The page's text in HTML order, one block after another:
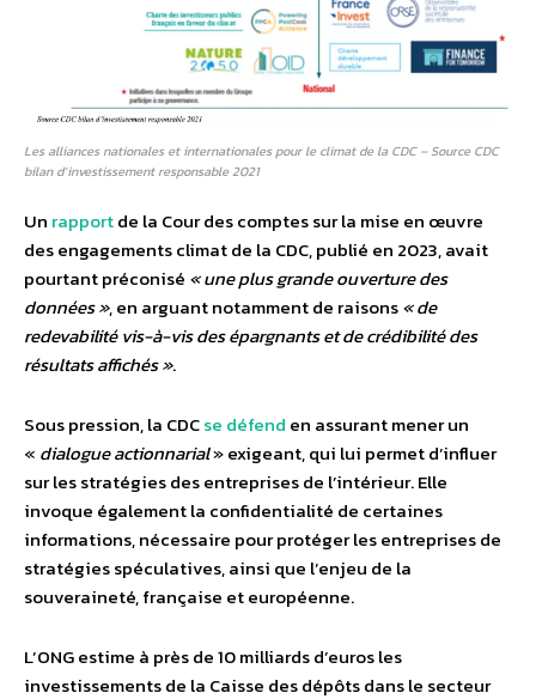
Les alliances nationales et internationales pour le climat de la CDC – Source CDC
bilan d’investissement responsable 2021
Un rapportde la Cour des comptes sur la mise en œuvre
des engagements climat de la CDC, publié en 2023, avait
pourtant préconisé « une plus grande ouverture des
données », en arguant notamment de raisons« de
redevabilité vis-à-vis des épargnants et de crédibilité des
résultats affichés ».
Sous pression, la CDCse défend en assurant mener un
« dialogue actionnarial» exigeant, qui lui permet d’influer
sur les stratégies des entreprises de l’intérieur. Elle
invoque également la confidentialité de certaines
informations, nécessaire pour protéger les entreprises de
stratégies spéculatives, ainsi que l’enjeu de la
souveraineté, française et européenne.
L’ONG estime à près de 10 milliards d’euros les
investissements de la Caisse des dépôts dans le secteur